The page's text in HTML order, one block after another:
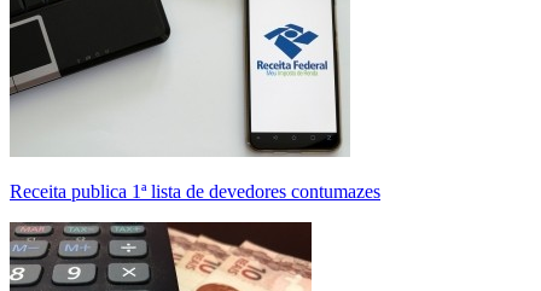
Receita publica 1ª lista de devedores contumazes